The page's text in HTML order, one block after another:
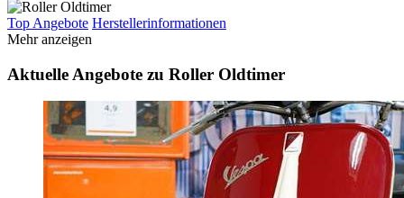
Top Angebote Herstellerinformationen
Mehr anzeigen
Aktuelle Angebote zu Roller Oldtimer